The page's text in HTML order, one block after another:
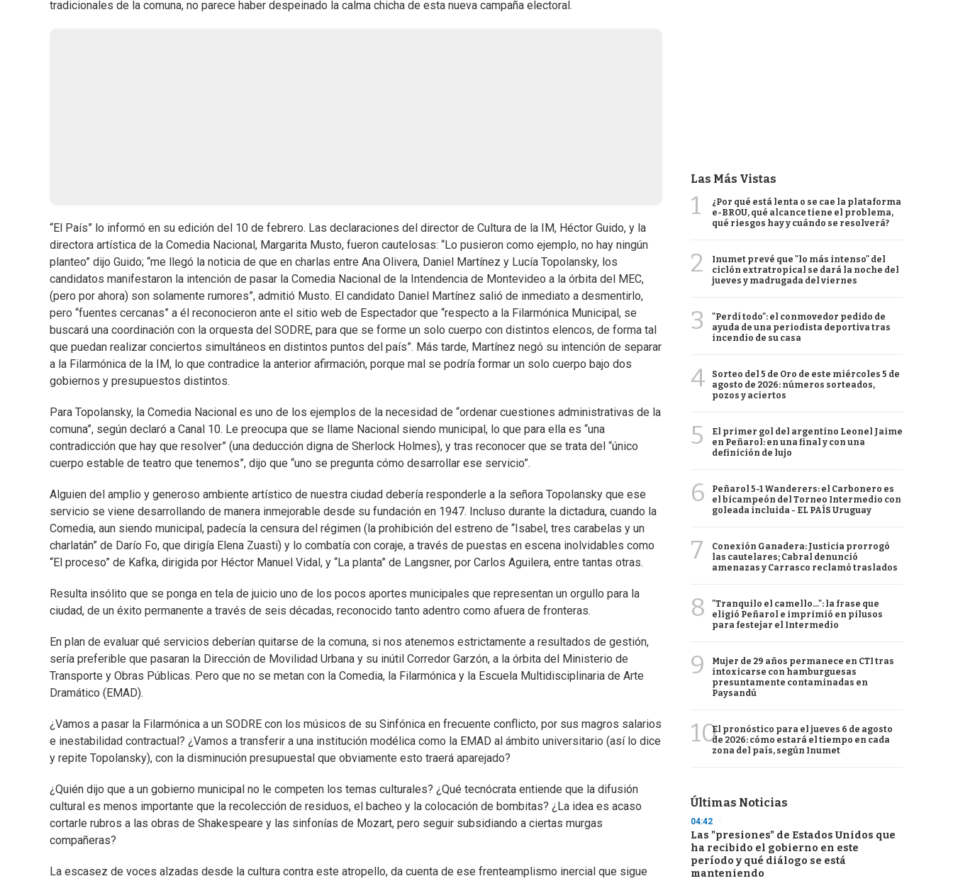
tradicionales de la comuna, no parece haber despeinado la calma chicha de esta nueva campaña electoral.
“El País” lo informó en su edición del 10 de febrero. Las declaraciones del director de Cultura de la IM, Héctor Guido, y la
directora artística de la Comedia Nacional, Margarita Musto, fueron cautelosas: “Lo pusieron como ejemplo, no hay ningún
planteo” dijo Guido; “me llegó la noticia de que en charlas entre Ana Olivera, Daniel Martínez y Lucía Topolansky, los
candidatos manifestaron la intención de pasar la Comedia Nacional de la Intendencia de Montevideo a la órbita del MEC,
(pero por ahora) son solamente rumores”, admitió Musto. El candidato Daniel Martínez salió de inmediato a desmentirlo,
pero “fuentes cercanas” a él reconocieron ante el sitio web de Espectador que “respecto a la Filarmónica Municipal, se
buscará una coordinación con la orquesta del SODRE, para que se forme un solo cuerpo con distintos elencos, de forma tal
que puedan realizar conciertos simultáneos en distintos puntos del país”. Más tarde, Martínez negó su intención de separar
a la Filarmónica de la IM, lo que contradice la anterior afirmación, porque mal se podría formar un solo cuerpo bajo dos
gobiernos y presupuestos distintos.
Para Topolansky, la Comedia Nacional es uno de los ejemplos de la necesidad de “ordenar cuestiones administrativas de la
comuna”, según declaró a Canal 10. Le preocupa que se llame Nacional siendo municipal, lo que para ella es “una
contradicción que hay que resolver” (una deducción digna de Sherlock Holmes), y tras reconocer que se trata del “único
cuerpo estable de teatro que tenemos”, dijo que “uno se pregunta cómo desarrollar ese servicio”.
Alguien del amplio y generoso ambiente artístico de nuestra ciudad debería responderle a la señora Topolansky que ese
servicio se viene desarrollando de manera inmejorable desde su fundación en 1947. Incluso durante la dictadura, cuando la
Comedia, aun siendo municipal, padecía la censura del régimen (la prohibición del estreno de “Isabel, tres carabelas y un
charlatán” de Darío Fo, que dirigía Elena Zuasti) y lo combatía con coraje, a través de puestas en escena inolvidables como
“El proceso” de Kafka, dirigida por Héctor Manuel Vidal, y “La planta” de Langsner, por Carlos Aguilera, entre tantas otras.
Resulta insólito que se ponga en tela de juicio uno de los pocos aportes municipales que representan un orgullo para la
ciudad, de un éxito permanente a través de seis décadas, reconocido tanto adentro como afuera de fronteras.
En plan de evaluar qué servicios deberían quitarse de la comuna, si nos atenemos estrictamente a resultados de gestión,
sería preferible que pasaran la Dirección de Movilidad Urbana y su inútil Corredor Garzón, a la órbita del Ministerio de
Transporte y Obras Públicas. Pero que no se metan con la Comedia, la Filarmónica y la Escuela Multidisciplinaria de Arte
Dramático (EMAD).
¿Vamos a pasar la Filarmónica a un SODRE con los músicos de su Sinfónica en frecuente conflicto, por sus magros salarios
e inestabilidad contractual? ¿Vamos a transferir a una institución modélica como la EMAD al ámbito universitario (así lo dice
y repite Topolansky), con la disminución presupuestal que obviamente esto traerá aparejado?
¿Quién dijo que a un gobierno municipal no le competen los temas culturales? ¿Qué tecnócrata entiende que la difusión
cultural es menos importante que la recolección de residuos, el bacheo y la colocación de bombitas? ¿La idea es acaso
cortarle rubros a las obras de Shakespeare y las sinfonías de Mozart, pero seguir subsidiando a ciertas murgas
compañeras?
La escasez de voces alzadas desde la cultura contra este atropello, da cuenta de ese frenteamplismo inercial que sigue
Las Más Vistas
1
¿Por qué está lenta o se cae la plataforma
e-BROU, qué alcance tiene el problema,
qué riesgos hay y cuándo se resolverá?
2
Inumet prevé que "lo más intenso" del
ciclón extratropical se dará la noche del
jueves y madrugada del viernes
3
"Perdí todo": el conmovedor pedido de
ayuda de una periodista deportiva tras
incendio de su casa
4
Sorteo del 5 de Oro de este miércoles 5 de
agosto de 2026: números sorteados,
pozos y aciertos
5
El primer gol del argentino Leonel Jaime
en Peñarol: en una final y con una
definición de lujo
6
Peñarol 5-1 Wanderers: el Carbonero es
el bicampeón del Torneo Intermedio con
goleada incluida - EL PAÍS Uruguay
7
Conexión Ganadera: Justicia prorrogó
las cautelares; Cabral denunció
amenazas y Carrasco reclamó traslados
8
"Tranquilo el camello...": la frase que
eligió Peñarol e imprimió en pilusos
para festejar el Intermedio
9
Mujer de 29 años permanece en CTI tras
intoxicarse con hamburguesas
presuntamente contaminadas en
Paysandú
10El pronóstico para el jueves 6 de agosto
de 2026: cómo estará el tiempo en cada
zona del país, según Inumet
Últimas Noticias
04:42
Las "presiones" de Estados Unidos que
ha recibido el gobierno en este
período y qué diálogo se está
manteniendo